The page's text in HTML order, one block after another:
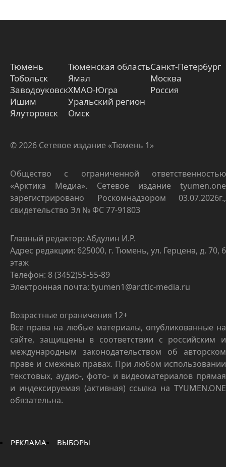
Тюмень
Тобольск
Заводоуковск
Ишим
Ялуторовск
Тюменская область
Ямал
ХМАО-Югра
Уральский регион
Омск
Санкт-Петербург
Москва
Россия
© 2026 Сетевое издание «Тюмень 1»
Общество с ограниченной ответственностью
«Арктика Медиа». Сетевое издание tyumen.one
зарегистрировано Роскомнадзором 03.07.2026г.,
свидетельство Эл № ФС 77-91803
Главный редактор: Абдулин И.Р.
Адрес редакции: 625000, г. Тюмень, ул. Герцена, д. 70, 6
этаж
Телефон: 8 (3452)55-55-89
Электронная почта: tyumen1@arctic-media.ru
Возрастные ограничения 12+
Все права на любые материалы, опубликованные на
сайте, защищены в соответствии с российским и
международным законодательством об авторском
праве и смежных правах. При любом использовании
текстовых, аудио-, фото- и видеоматериалов прямая
и индексируемая (активная) ссылка на TYUMEN.ONE
обязательна.
РЕКЛАМА ВЫБОРЫ